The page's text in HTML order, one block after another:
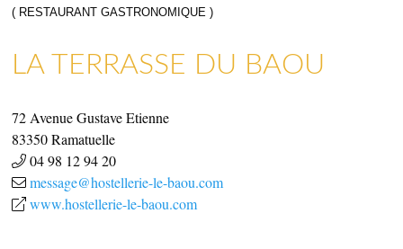
ARTISANAT & GALERIES D’ART
COMMERCES, SERVICES & ARTISANS
( RESTAURANT GASTRONOMIQUE )
LA TERRASSE DU BAOU
72 Avenue Gustave Etienne
83350 Ramatuelle
04 98 12 94 20
message@hostellerie-le-baou.com
www.hostellerie-le-baou.com